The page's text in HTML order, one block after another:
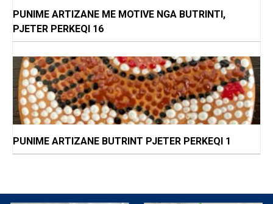
PUNIME ARTIZANE ME MOTIVE NGA BUTRINTI,
PJETER PERKEQI 16
PUNIME ARTIZANE BUTRINT PJETER PERKEQI 1